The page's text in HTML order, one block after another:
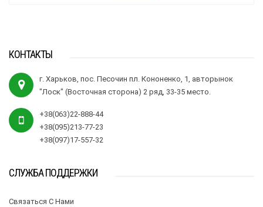
КОНТАКТЫ
г. Харьков, пос. Песочин пл. Кононенко, 1, авторынок
"Лоск" (Восточная сторона) 2 ряд, 33-35 место.
+38(063)22-888-44
+38(095)213-77-23
+38(097)17-557-32
СЛУЖБА ПОДДЕРЖКИ
Связаться С Нами